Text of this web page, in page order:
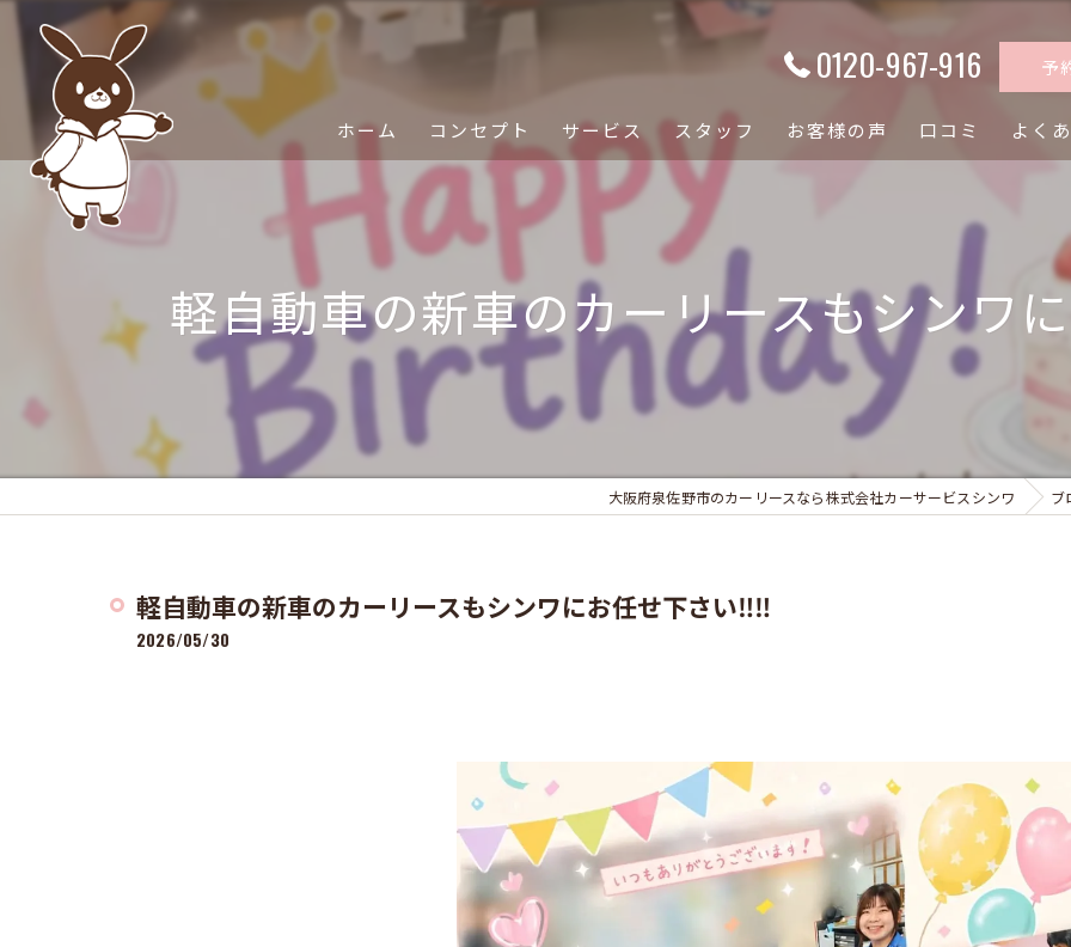
0120-967-916 予
ホーム コンセプト サービス スタッフ お客様の声 口コミ よく
軽自動車の新車のカーリースもシンワ
大阪府泉佐野市のカーリースなら株式会社カーサービスシンワ ブ
軽自動車の新車のカーリースもシンワにお任せ下さい‼️‼️
2026/05/30